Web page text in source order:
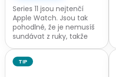
Series 11 jsou nejtenčí
Apple Watch. Jsou tak
pohodlné, že je nemusíš
sundávat z ruky, takže
sledují i v době, kdy spíš.
Baterie má ohromnou
TIP